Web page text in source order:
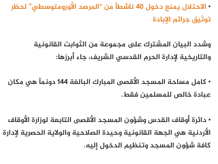
•
الاحتلال يمنع دخول 40 ناشطاً من “المرصد الأورومتوسطي” لحظر
توثيق جرائم الإبادة
وشدد البيان المشترك على مجموعة من الثوابت القانونية
والتاريخية لإدارة الحرم القدسي الشريف، جاء أبرزها:
• كامل مساحة المسجد الأقصى المبارك البالغة 144 دونماً هي مكان
عبادة خالص للمسلمين فقط.
• دائرة أوقاف القدس وشؤون المسجد الأقصى التابعة لوزارة الأوقاف
الأردنية هي الجهة القانونية وحيدة الصلاحية والولاية الحصرية لإدارة
كافة شؤون المسجد وتنظيم الدخول إليه.